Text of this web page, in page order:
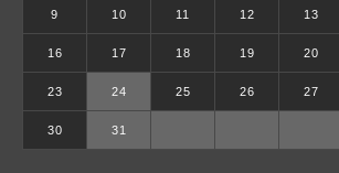
9 10 11 12 13
16 17 18 19 20
23 24 25 26 27
30 31